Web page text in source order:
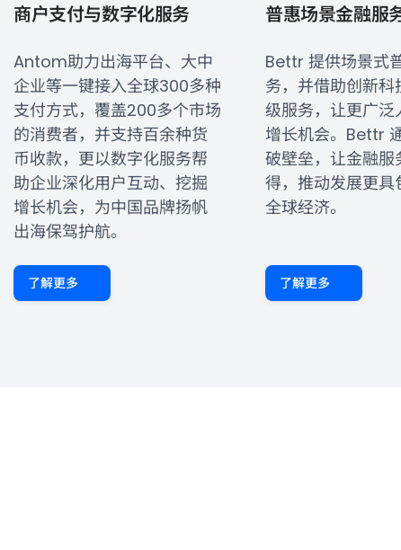
商户支付与数字化服务
Antom助力出海平台、大中
企业等一键接入全球300多种
支付方式，覆盖200多个市场
的消费者，并支持百余种货
币收款，更以数字化服务帮
助企业深化用户互动、挖掘
增长机会，为中国品牌扬帆
出海保驾护航。
了解更多
普惠场景金融服
Bettr 提供场景式
务，并借助创新科
级服务，让更广泛
增长机会。Bettr
破壁垒，让金融服
得，推动发展更具
全球经济。
了解更多